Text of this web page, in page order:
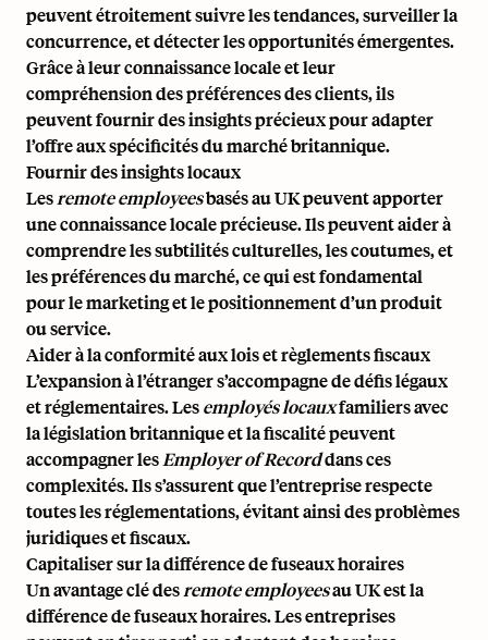
peuvent étroitement suivre les tendances, surveiller la
concurrence, et détecter les opportunités émergentes.
Grâce à leur connaissance locale et leur
compréhension des préférences des clients, ils
peuvent fournir des insights précieux pour adapter
l’offre aux spécificités du marché britannique.
Fournir des insights locaux
Lesremote employeesbasés au UK peuvent apporter
une connaissance locale précieuse. Ils peuvent aider à
comprendre les subtilités culturelles, les coutumes, et
les préférences du marché, ce qui est fondamental
pour le marketing et le positionnement d’un produit
ou service.
Aider à la conformité aux lois et règlements fiscaux
L’expansion à l’étranger s’accompagne de défis légaux
et réglementaires. Lesemployés locauxfamiliers avec
la législation britannique et la fiscalité peuvent
accompagner les Employer of Recorddans ces
complexités. Ils s’assurent que l’entreprise respecte
toutes les réglementations, évitant ainsi des problèmes
juridiques et fiscaux.
Capitaliser sur la différence de fuseaux horaires
Un avantage clé desremote employeesau UK est la
différence de fuseaux horaires. Les entreprises